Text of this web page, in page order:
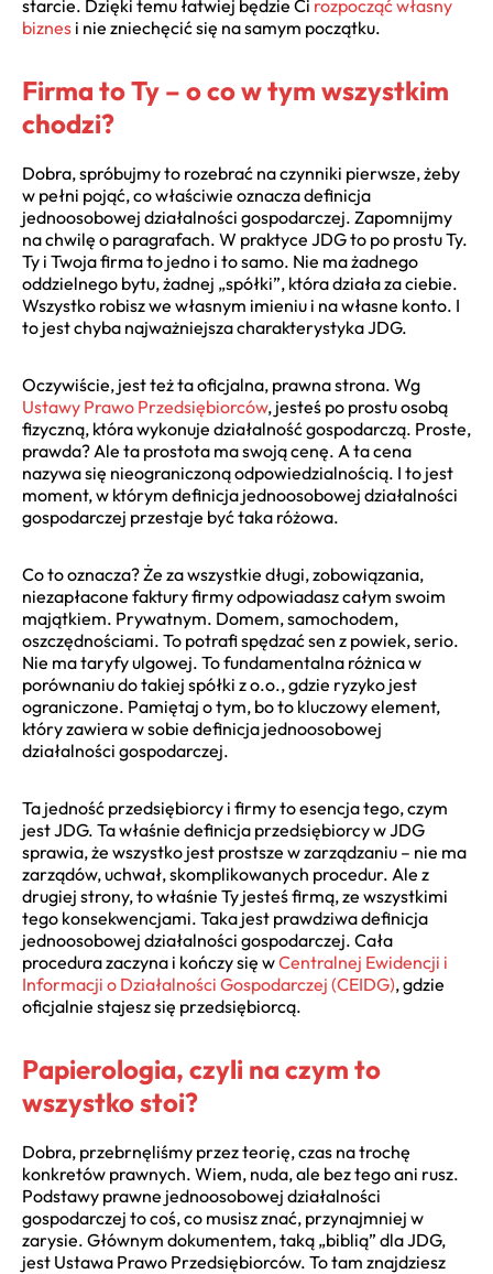
starcie. Dzięki temu łatwiej będzie Ci rozpocząć własny
biznes i nie zniechęcić się na samym początku.
Firma to Ty – o co w tym wszystkim
chodzi?
Dobra, spróbujmy to rozebrać na czynniki pierwsze, żeby
w pełni pojąć, co właściwie oznacza definicja
jednoosobowej działalności gospodarczej. Zapomnijmy
na chwilę o paragrafach. W praktyce JDG to po prostu Ty.
Ty i Twoja firma to jedno i to samo. Nie ma żadnego
oddzielnego bytu, żadnej „spółki”, która działa za ciebie.
Wszystko robisz we własnym imieniu i na własne konto. I
to jest chyba najważniejsza charakterystyka JDG.
Oczywiście, jest też ta oficjalna, prawna strona. Wg
Ustawy Prawo Przedsiębiorców, jesteś po prostu osobą
fizyczną, która wykonuje działalność gospodarczą. Proste,
prawda? Ale ta prostota ma swoją cenę. A ta cena
nazywa się nieograniczoną odpowiedzialnością. I to jest
moment, w którym definicja jednoosobowej działalności
gospodarczej przestaje być taka różowa.
Co to oznacza? Że za wszystkie długi, zobowiązania,
niezapłacone faktury firmy odpowiadasz całym swoim
majątkiem. Prywatnym. Domem, samochodem,
oszczędnościami. To potrafi spędzać sen z powiek, serio.
Nie ma taryfy ulgowej. To fundamentalna różnica w
porównaniu do takiej spółki z o.o., gdzie ryzyko jest
ograniczone. Pamiętaj o tym, bo to kluczowy element,
który zawiera w sobie definicja jednoosobowej
działalności gospodarczej.
Ta jedność przedsiębiorcy i firmy to esencja tego, czym
jest JDG. Ta właśnie definicja przedsiębiorcy w JDG
sprawia, że wszystko jest prostsze w zarządzaniu – nie ma
zarządów, uchwał, skomplikowanych procedur. Ale z
drugiej strony, to właśnie Ty jesteś firmą, ze wszystkimi
tego konsekwencjami. Taka jest prawdziwa definicja
jednoosobowej działalności gospodarczej. Cała
procedura zaczyna i kończy się wCentralnej Ewidencji i
Informacji o Działalności Gospodarczej (CEIDG), gdzie
oficjalnie stajesz się przedsiębiorcą.
Papierologia, czyli na czym to
wszystko stoi?
Dobra, przebrnęliśmy przez teorię, czas na trochę
konkretów prawnych. Wiem, nuda, ale bez tego ani rusz.
Podstawy prawne jednoosobowej działalności
gospodarczej to coś, co musisz znać, przynajmniej w
zarysie. Głównym dokumentem, taką „biblią” dla JDG,
jest Ustawa Prawo Przedsiębiorców. To tam znajdziesz